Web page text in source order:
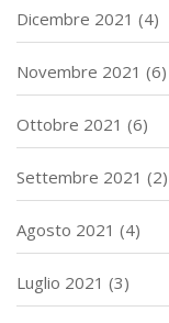
Dicembre 2021 (4)
Novembre 2021 (6)
Ottobre 2021 (6)
Settembre 2021 (2)
Agosto 2021 (4)
Luglio 2021 (3)